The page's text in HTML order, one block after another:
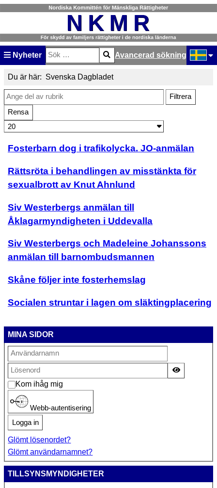
Nyheter
Sök
Type 2 or more characters for results.
Avancerad sökning
Du är här: Svenska Dagbladet
Ange del av rubrik
Filtrera
Rensa
Visa #
Fosterbarn dog i trafikolycka. JO-anmälan
Rättsröta i behandlingen av misstänkta för
sexualbrott av Knut Ahnlund
Siv Westerbergs anmälan till
Åklagarmyndigheten i Uddevalla
Siv Westerbergs och Madeleine Johanssons
anmälan till barnombudsmannen
Skåne följer inte fosterhemslag
Socialen struntar i lagen om släktingplacering
MINA SIDOR
Kom ihåg mig
Webb-autentisering
Logga in
Glömt lösenordet?
Glömt användarnamnet?
TILLSYNSMYNDIGHETER